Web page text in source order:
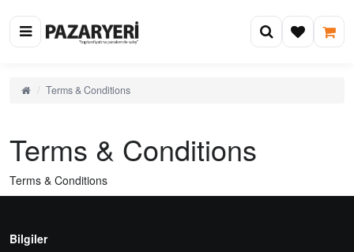
Terms & Conditions
Terms & Conditions
Terms & Conditions
Bilgiler